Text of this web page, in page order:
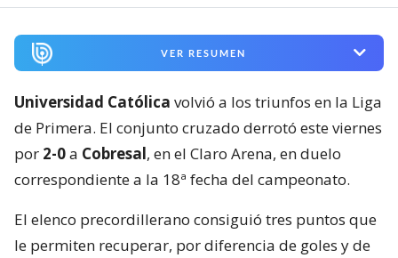
VER RESUMEN
Universidad Católica volvió a los triunfos en la Liga
de Primera. El conjunto cruzado derrotó este viernes
por 2-0a Cobresal, en el Claro Arena, en duelo
correspondiente a la 18ª fecha del campeonato.
El elenco precordillerano consiguió tres puntos que
le permiten recuperar, por diferencia de goles y de